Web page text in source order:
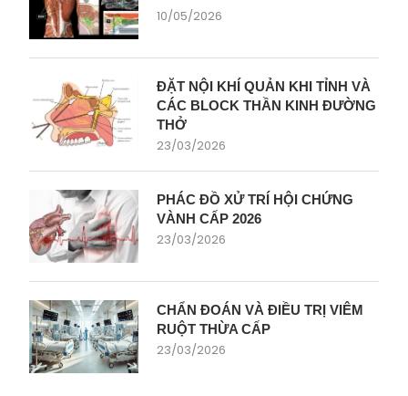
10/05/2026
ĐẶT NỘI KHÍ QUẢN KHI TỈNH VÀ
CÁC BLOCK THẦN KINH ĐƯỜNG
THỞ
23/03/2026
PHÁC ĐỒ XỬ TRÍ HỘI CHỨNG
VÀNH CẤP 2026
23/03/2026
CHẨN ĐOÁN VÀ ĐIỀU TRỊ VIÊM
RUỘT THỪA CẤP
23/03/2026